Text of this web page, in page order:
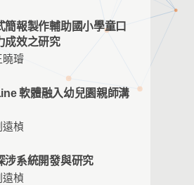
簡報製作輔助國小學童口
成效之研究
曉璿
軟體融入幼兒園親師溝
楨
涉系統開發與研究
楨